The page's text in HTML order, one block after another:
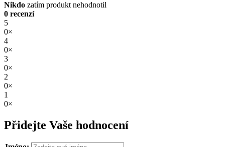
Nikdo zatím produkt nehodnotil
0 recenzí
5
0×
4
0×
3
0×
2
0×
1
0×
Přidejte Vaše hodnocení